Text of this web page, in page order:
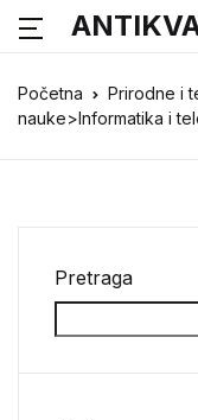
Početna Prirodne i
nauke>Informatika i
Pretraga